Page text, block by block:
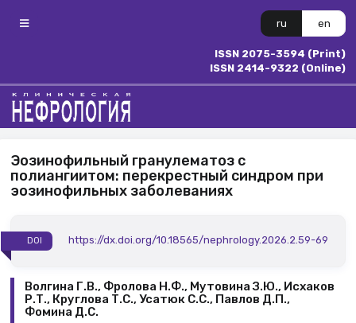
ru en
ISSN 2075-3594 (Print)
ISSN 2414-9322 (Online)
Эозинофильный гранулематоз с
полиангиитом: перекрестный синдром при
эозинофильных заболеваниях
DOI https://dx.doi.org/10.18565/nephrology.2026.2.59-69
Волгина Г.В., Фролова Н.Ф., Мутовина З.Ю., Исхаков
Р.Т., Круглова Т.С., Усатюк С.С., Павлов Д.П.,
Фомина Д.С.